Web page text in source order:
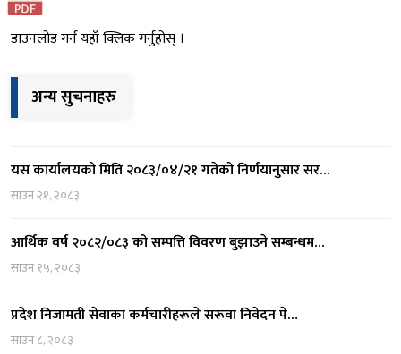
अन्य सुचनाहरु
यस कार्यालयको मिति २०८३/०४/२१ गतेको निर्णयानुसार सर…
आर्थिक वर्ष २०८२/०८३ को सम्पत्ति विवरण बुझाउने सम्बन्धम…
प्रदेश निजामती सेवाका कर्मचारीहरूले सरूवा निवेदन पे…